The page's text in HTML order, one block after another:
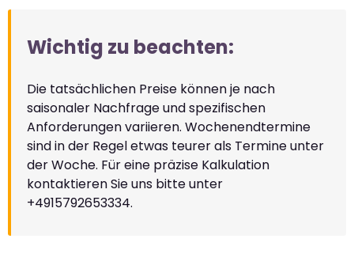
Wichtig zu beachten:
Die tatsächlichen Preise können je nach
saisonaler Nachfrage und spezifischen
Anforderungen variieren. Wochenendtermine
sind in der Regel etwas teurer als Termine unter
der Woche. Für eine präzise Kalkulation
kontaktieren Sie uns bitte unter
+4915792653334.